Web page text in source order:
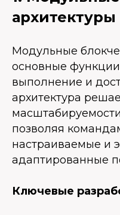
архитектуры
Модульные
основные
выполнение и
архитектура
позволяя
настраиваемые и
адаптированные
Ключевые